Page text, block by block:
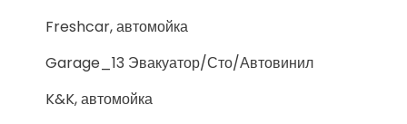
Freshcar, автомойка
Garage_13 Эвакуатор/Сто/Автовинил
K&K, автомойка